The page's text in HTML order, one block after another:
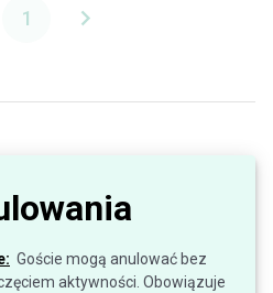
1
Goście mogą anulować bez
aktywności. Obowiązuje